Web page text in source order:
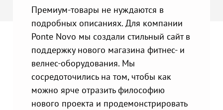
Премиум-товары не нуждаются в
подробных описаниях. Для компании
Ponte Novo мы создали стильный сайт в
поддержку нового магазина фитнес- и
велнес-оборудования. Мы
сосредоточились на том, чтобы как
можно ярче отразить философию
нового проекта и продемонстрировать